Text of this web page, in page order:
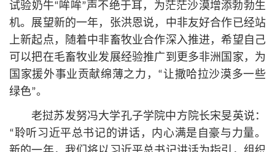
试验奶牛“哞哞”声不绝于耳，为茫茫沙漠增添勃勃生
机。展望新的一年，张洪恩说，中非友好合作已经站
上新起点，随着中非畜牧业合作深入推进，希望自己
可以把在毛畜牧业发展经验推广到更多非洲国家，为
国家援外事业贡献绵薄之力，“让撒哈拉沙漠多一些
绿色”。
老挝苏发努冯大学孔子学院中方院长宋旻英说：
“聆听习近平总书记的讲话，内心满是自豪与力量。